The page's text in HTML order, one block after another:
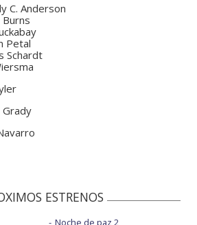
C. Anderson
Burns
Petal
Schardt
Grady
ESTRENOS
Noche de paz 2